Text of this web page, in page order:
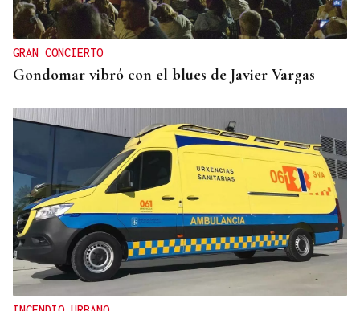
GRAN CONCIERTO
Gondomar vibró con el blues de Javier Vargas